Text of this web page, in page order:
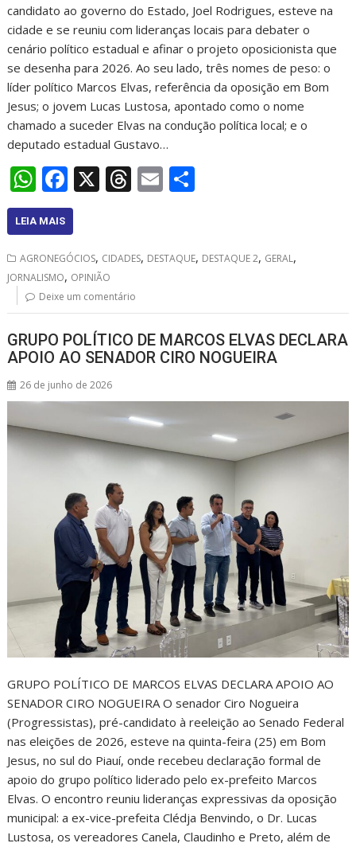
candidato ao governo do Estado, Joel Rodrigues, esteve na
cidade e se reuniu com lideranças locais para debater o
cenário político estadual e afinar o projeto oposicionista que
se desenha para 2026. Ao seu lado, três nomes de peso: o
líder político Marcos Elvas, referência da oposição em Bom
Jesus; o jovem Lucas Lustosa, apontado como o nome
chamado a suceder Elvas na condução política local; e o
deputado estadual Gustavo…
W
h
at
s
A
p
p
F
ac
e
b
o
o
k
X T
a
s
E
l e
LEIA MAIS
AGRONEGÓCIOS, CIDADES, DESTAQUE, DESTAQUE 2, GERAL,
JORNALISMO, OPINIÃO
Deixe um comentário
GRUPO POLÍTICO DE MARCOS ELVAS DECLARA
APOIO AO SENADOR CIRO NOGUEIRA
26 de junho de 2026
GRUPO POLÍTICO DE MARCOS ELVAS DECLARA APOIO AO
SENADOR CIRO NOGUEIRA O senador Ciro Nogueira
(Progressistas), pré-candidato à reeleição ao Senado Federal
nas eleições de 2026, esteve na quinta-feira (25) em Bom
Jesus, no sul do Piauí, onde recebeu declaração formal de
apoio do grupo político liderado pelo ex-prefeito Marcos
Elvas. O encontro reuniu lideranças expressivas da oposição
municipal: a ex-vice-prefeita Clédja Benvindo, o Dr. Lucas
Lustosa, os vereadores Canela, Claudinho e Preto, além de